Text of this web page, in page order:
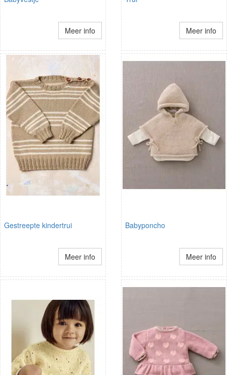
Meer info Meer info
Gestreepte kindertrui
Meer info
Babyponcho
Meer info